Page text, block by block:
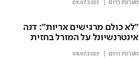
מערכת היום 09.07.2025
"לא כולם מרגישים אריות": דנה
אינטרנשיונל על המורל בחזית
מערכת היום 08.07.2025